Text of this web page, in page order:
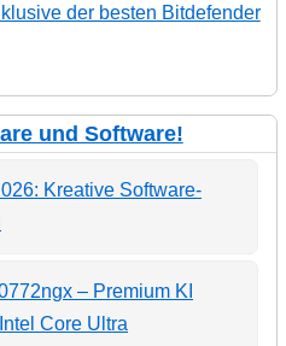
der besten Bitdefender
und Software!
Kreative Software-
– Premium KI
Core Ultra